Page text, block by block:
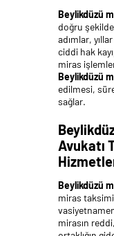
Beylikdüzü
doğru
adımlar,
ciddi hak
miras
Beylikdüzü
edilmesi,
sağlar.
Avukatı
Beylikdüzü
miras
mirasın